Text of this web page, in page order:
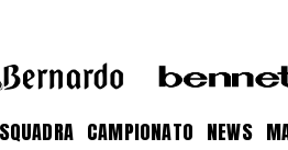
CAMPIONATO NEWS